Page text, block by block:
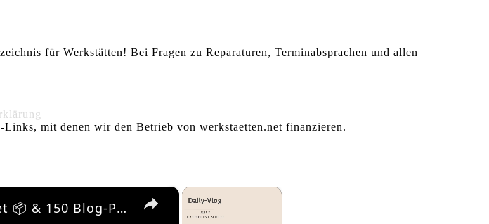
für Werkstätten! Bei Fragen zu Reparaturen, Terminabsprachen und allen
mit denen wir den Betrieb von werkstaetten.net finanzieren.
×
×
Airfryer-Desaster 😩, Temu-Paket 📦 & 150 Blog-Posts an einem Wochenende 🤯 | Daily Vlog